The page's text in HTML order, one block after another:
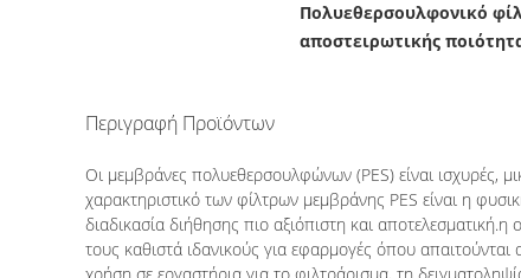
Πολυεθερσουλφονικό
αποστειρωτικής
Περιγραφή Προϊόντων
Οι μεμβράνες πολυεθερσουλφώνων (PES) είναι ισχυρές,
χαρακτηριστικό των φίλτρων μεμβράνης PES είναι η
διαδικασία διήθησης πιο αξιόπιστη και
τους καθιστά ιδανικούς για εφαρμογές όπου απαιτούνται